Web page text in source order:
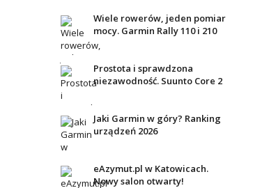
Wiele rowerów, jeden pomiar
mocy. Garmin Rally 110 i 210
Prostota i sprawdzona
niezawodność. Suunto Core 2
Jaki Garmin w góry? Ranking
urządzeń 2026
eAzymut.pl w Katowicach.
Nowy salon otwarty!